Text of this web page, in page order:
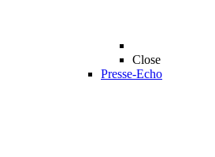
Close
Presse-Echo